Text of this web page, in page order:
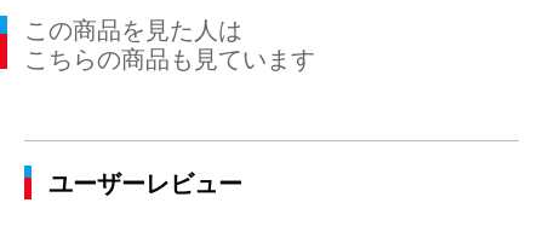
この商品を見た人は
こちらの商品も見ています
ユーザーレビュー